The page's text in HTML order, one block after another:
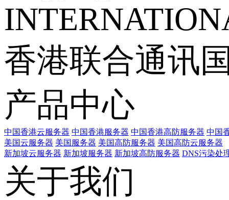
香港联合通讯
产品中心
中国香港云服务器 中国香港服务器 中国香港高防服务器 中国
美国云服务器 美国服务器 美国高防服务器 美国高防云服务器
新加坡云服务器 新加坡服务器 新加坡高防服务器 DNS污染处
关于我们